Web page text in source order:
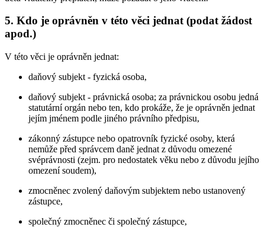
5. Kdo je oprávněn v této věci jednat (podat žádost
apod.)
V této věci je oprávněn jednat:
daňový subjekt - fyzická osoba,
daňový subjekt - právnická osoba; za právnickou osobu jedná
statutární orgán nebo ten, kdo prokáže, že je oprávněn jednat
jejím jménem podle jiného právního předpisu,
zákonný zástupce nebo opatrovník fyzické osoby, která
nemůže před správcem daně jednat z důvodu omezené
svéprávnosti (zejm. pro nedostatek věku nebo z důvodu jejího
omezení soudem),
zmocněnec zvolený daňovým subjektem nebo ustanovený
zástupce,
společný zmocněnec či společný zástupce,